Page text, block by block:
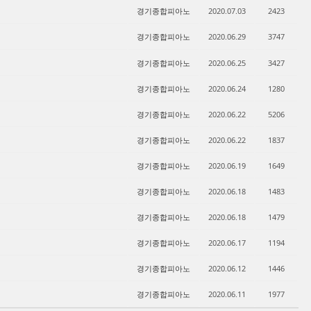
경기종합피아노 2020.07.03 2423
경기종합피아노 2020.06.29 3747
경기종합피아노 2020.06.25 3427
경기종합피아노 2020.06.24 1280
경기종합피아노 2020.06.22 5206
경기종합피아노 2020.06.22 1837
경기종합피아노 2020.06.19 1649
경기종합피아노 2020.06.18 1483
경기종합피아노 2020.06.18 1479
경기종합피아노 2020.06.17 1194
경기종합피아노 2020.06.12 1446
경기종합피아노 2020.06.11 1977